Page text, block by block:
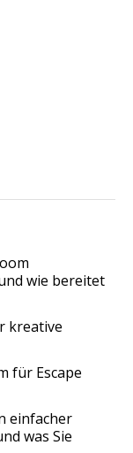
wie bereitet
kreative
für Escape
einfacher
was Sie